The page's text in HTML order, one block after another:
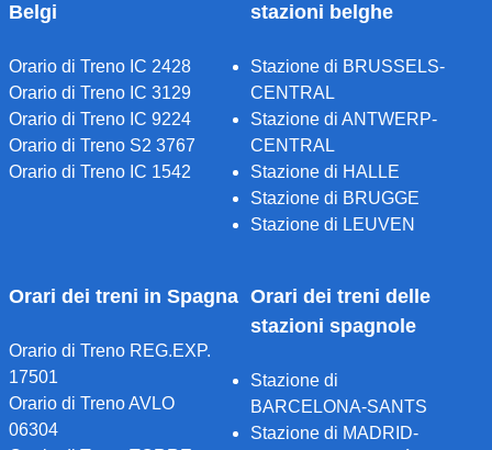
Belgi
Orario di Treno IC 2428
Orario di Treno IC 3129
Orario di Treno IC 9224
Orario di Treno S2 3767
Orario di Treno IC 1542
stazioni belghe
Stazione di BRUSSELS-
CENTRAL
Stazione di ANTWERP-
CENTRAL
Stazione di HALLE
Stazione di BRUGGE
Stazione di LEUVEN
Orari dei treni in Spagna
Orario di Treno REG.EXP.
17501
Orario di Treno AVLO
06304
Orari dei treni delle
stazioni spagnole
Stazione di
BARCELONA-SANTS
Stazione di MADRID-